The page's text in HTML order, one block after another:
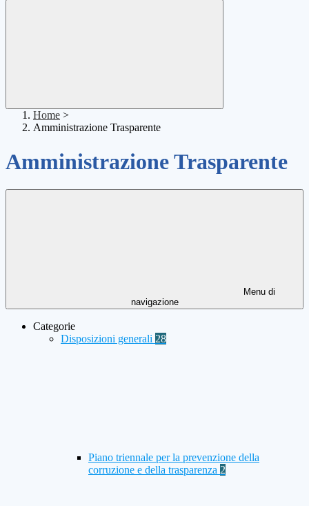
Home >
Amministrazione Trasparente
Amministrazione Trasparente
Menu di
navigazione
Categorie
Disposizioni generali 28
Piano triennale per la prevenzione della
corruzione e della trasparenza 2